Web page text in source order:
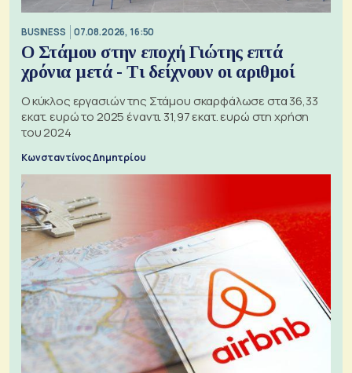
BUSINESS 07.08.2026, 16:50
Ο Στάμου στην εποχή Γιώτης επτά
χρόνια μετά - Τι δείχνουν οι αριθμοί
Ο κύκλος εργασιών της Στάμου σκαρφάλωσε στα 36,33
εκατ. ευρώ το 2025 έναντι 31,97 εκατ. ευρώ στη χρήση
του 2024
Κωνσταντίνος Δημητρίου